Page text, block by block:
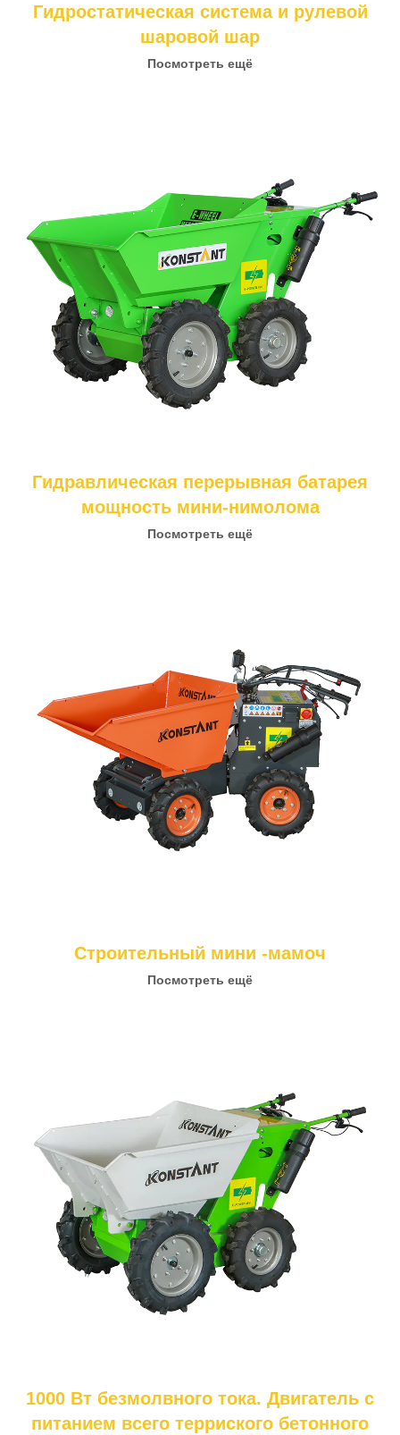
Гидростатическая система и рулевой
шаровой шар
Посмотреть ещё
Гидравлическая перерывная батарея
мощность мини-нимолома
Посмотреть ещё
Строительный мини -мамоч
Посмотреть ещё
1000 Вт безмолвного тока. Двигатель с
питанием всего терриского бетонного